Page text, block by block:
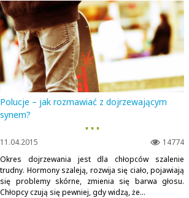
Polucje – jak rozmawiać z dojrzewającym
synem?
▪ ▪ ▪
14774
11.04.2015
Okres dojrzewania jest dla chłopców szalenie
trudny. Hormony szaleją, rozwija się ciało, pojawiają
się problemy skórne, zmienia się barwa głosu.
Chłopcy czują się pewniej, gdy widzą, że...